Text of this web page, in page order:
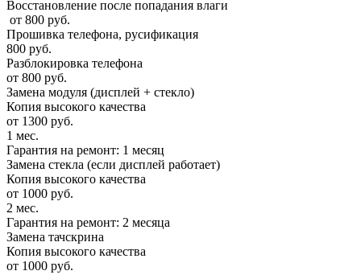
Восстановление после попадания влаги
от 800 руб.
Прошивка телефона, русификация
800 руб.
Разблокировка телефона
от 800 руб.
Замена модуля (дисплей + стекло)
Копия высокого качества
от 1300 руб.
1 мес.
Гарантия на ремонт: 1 месяц
Замена стекла (если дисплей работает)
Копия высокого качества
от 1000 руб.
2 мес.
Гарантия на ремонт: 2 месяца
Замена тачскрина
Копия высокого качества
от 1000 руб.